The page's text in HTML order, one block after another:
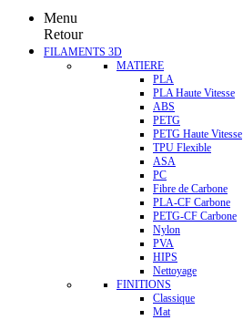
Menu
Retour
FILAMENTS 3D
MATIERE
PLA
PLA Haute Vitesse
ABS
PETG
PETG Haute Vitesse
TPU Flexible
ASA
PC
Fibre de Carbone
PLA-CF Carbone
PETG-CF Carbone
Nylon
PVA
HIPS
Nettoyage
FINITIONS
Classique
Mat